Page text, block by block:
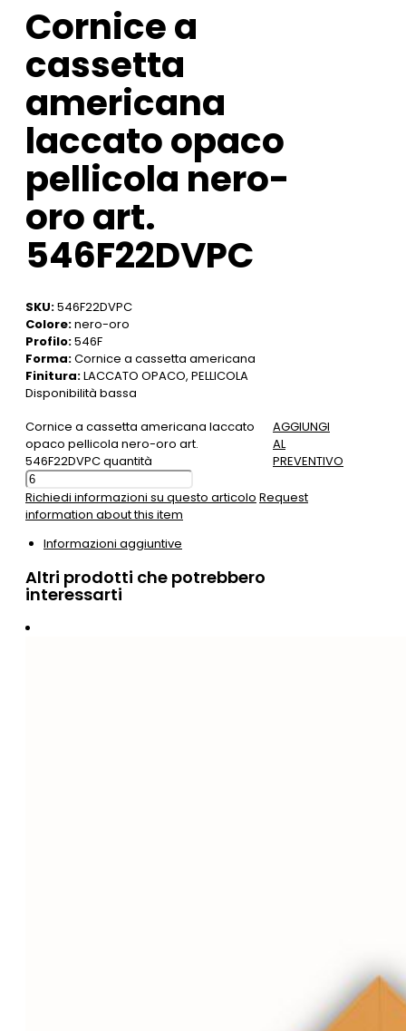
Cornice a
cassetta
americana
laccato opaco
pellicola nero-
oro art.
546F22DVPC
SKU:546F22DVPC
Colore:nero-oro
Profilo:546F
Forma:Cornice a cassetta americana
Finitura:LACCATO OPACO, PELLICOLA
Disponibilità bassa
Cornice a cassetta americana laccato
opaco pellicola nero-oro art.
546F22DVPC quantità
AGGIUNGI
AL
PREVENTIVO
Richiedi informazioni su questo articolo Request
information about this item
Informazioni aggiuntive
Altri prodotti che potrebbero
interessarti